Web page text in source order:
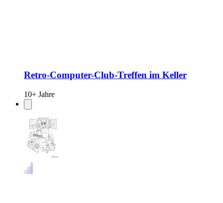
Retro-Computer-Club-Treffen im Keller
10+ Jahre